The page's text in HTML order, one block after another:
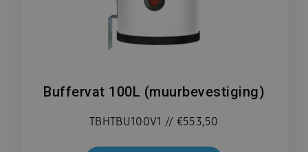
Buffervat 100L (muurbevestiging)
TBHTBU100V1 // €553,50